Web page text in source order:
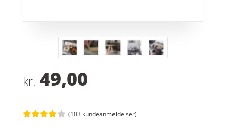
kr. 49,00
(103 kundeanmeldelser)